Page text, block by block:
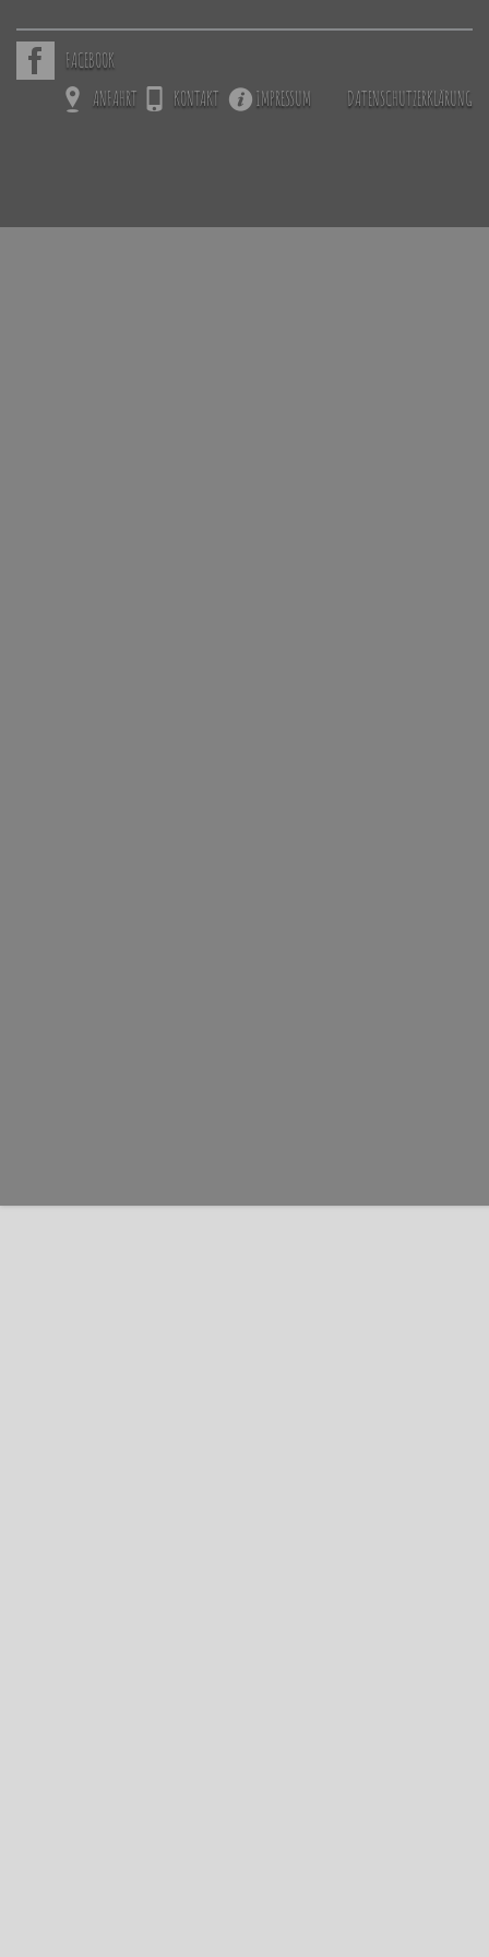
FACEBOOK
ANFAHRT
KONTAKT IMPRESSUM DATENSCHUTZERKLÄRUNG